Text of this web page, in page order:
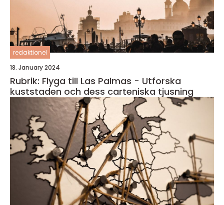
redaktionel
18. January 2024
Rubrik: Flyga till Las Palmas - Utforska
kuststaden och dess carteniska tjusning